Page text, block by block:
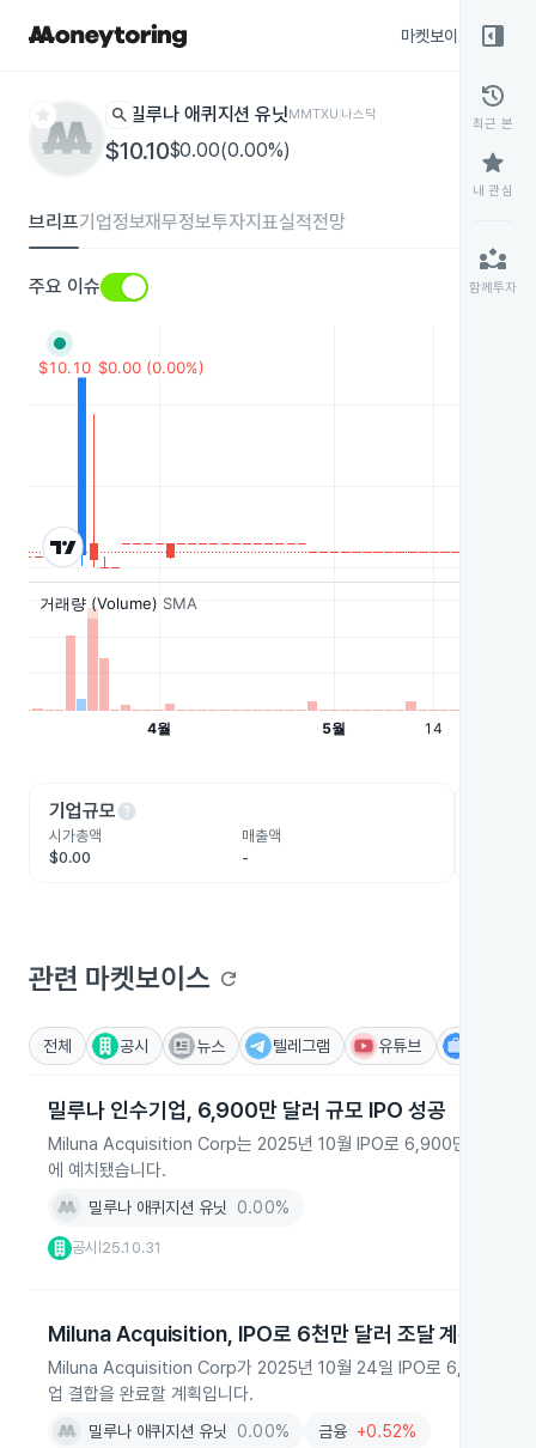
마켓보이스
star search 밀루나 애퀴지션 유닛MMTXU나스닥
$10.10$0.00(0.00%)
브리프기업정보재무정보투자지표실적전망
주요 이슈
기업규모help
시가총액
$0.00
매출액
-
관련 마켓보이스 refresh
전체 공시 뉴스 텔레그램 유튜브
밀루나 인수기업, 6,900만 달러 규모 IPO 성공
Miluna Acquisition Corp는 2025년 10월 IPO로 6,900만 달러를 조
에 예치됐습니다.
밀루나 애퀴지션 유닛 0.00%
공시 25.10.31
Miluna Acquisition, IPO로 6천만 달러 조달 계획 발표
Miluna Acquisition Corp가 2025년 10월 24일 IPO로 6,000만 달
업 결합을 완료할 계획입니다.
밀루나 애퀴지션 유닛 0.00% 금융 +0.52%
right_panel_open
history
최근 본
star
내 관심
partner_exchange
함께투자